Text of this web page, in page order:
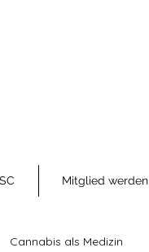
Mitglied werden
Cannabis als Medizin